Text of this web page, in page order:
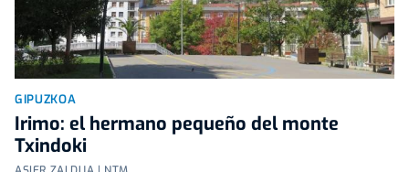
GIPUZKOA
Irimo: el hermano pequeño del monte
Txindoki